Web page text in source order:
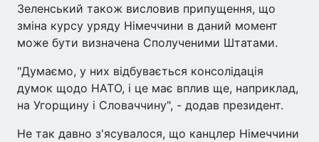
Зеленський також висловив припущення, що
зміна курсу уряду Німеччини в даний момент
може бути визначена Сполученими Штатами.
"Думаємо, у них відбувається консолідація
думок щодо НАТО, і це має вплив ще, наприклад,
на Угорщину і Словаччину", - додав президент.
Не так давно з'ясувалося, що канцлер Німеччини